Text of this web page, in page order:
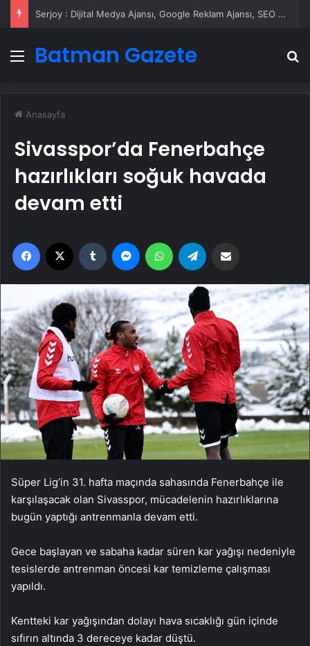
UETDS Nedir ? Uetds.com İle Akıllı Dijital Taşımacılık Yazılımı
Menü
Batman Gazete
Anasayfa
Sivasspor’da Fenerbahçe
hazırlıkları soğuk havada
devam etti
Facebook Tumblr MessengerWhatsApp
Süper Lig’in 31. hafta maçında sahasında Fenerbahçe ile
karşılaşacak olan Sivasspor, mücadelenin hazırlıklarına
bugün yaptığı antrenmanla devam etti.
Gece başlayan ve sabaha kadar süren kar yağışı nedeniyle
tesislerde antrenman öncesi kar temizleme çalışması
yapıldı.
Kentteki kar yağışından dolayı hava sıcaklığı gün içinde
sıfırın altında 3 dereceye kadar düştü.